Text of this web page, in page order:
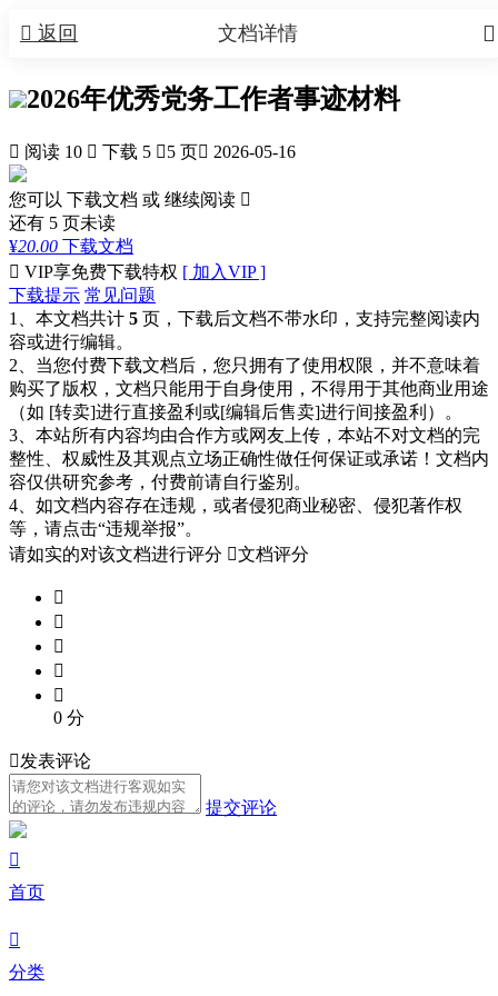
 返回 
文档详情
2026年优秀党务工作者事迹材料
 阅读 10  下载 5 5 页 2026-05-16
您可以 下载文档 或 继续阅读 
还有 5 页未读
¥20.00 下载文档
 VIP享免费下载特权 [ 加入VIP ]
下载提示 常见问题
1、本文档共计 5 页，下载后文档不带水印，支持完整阅读内
容或进行编辑。
2、当您付费下载文档后，您只拥有了使用权限，并不意味着
购买了版权，文档只能用于自身使用，不得用于其他商业用途
（如 [转卖]进行直接盈利或[编辑后售卖]进行间接盈利）。
3、本站所有内容均由合作方或网友上传，本站不对文档的完
整性、权威性及其观点立场正确性做任何保证或承诺！文档内
容仅供研究参考，付费前请自行鉴别。
4、如文档内容存在违规，或者侵犯商业秘密、侵犯著作权
等，请点击“违规举报”。
请如实的对该文档进行评分 文档评分





0 分
发表评论
提交评论

首页

分类